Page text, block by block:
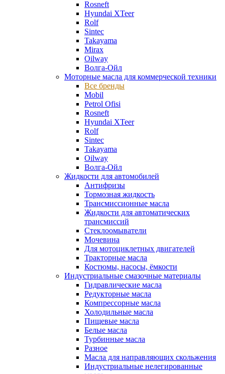
Rosneft
Hyundai XTeer
Rolf
Sintec
Takayama
Mirax
Oilway
Волга-Ойл
Моторные масла для коммерческой техники
Все бренды
Mobil
Petrol Ofisi
Rosneft
Hyundai XTeer
Rolf
Sintec
Takayama
Oilway
Волга-Ойл
Жидкости для автомобилей
Антифризы
Тормозная жидкость
Трансмиссионные масла
Жидкости для автоматических
трансмиссий
Стеклоомыватели
Мочевина
Для мотоциклетных двигателей
Тракторные масла
Костюмы, насосы, ёмкости
Индустриальные смазочные материалы
Гидравлические масла
Редукторные масла
Компрессорные масла
Холодильные масла
Пищевые масла
Белые масла
Турбинные масла
Разное
Масла для направляющих скольжения
Индустриальные нелегированные